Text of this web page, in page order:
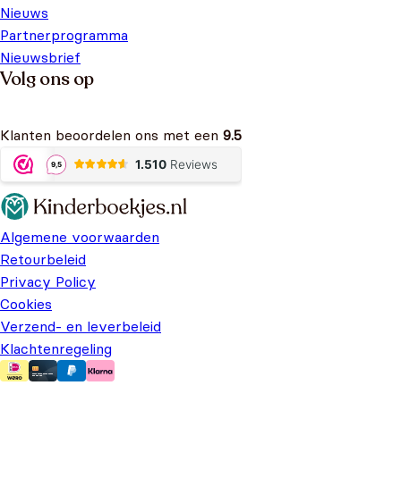
Nieuws
Partnerprogramma
Nieuwsbrief
Volg ons op
Klanten beoordelen ons met een 9.5
Algemene voorwaarden
Retourbeleid
Privacy Policy
Cookies
Verzend- en leverbeleid
Klachtenregeling